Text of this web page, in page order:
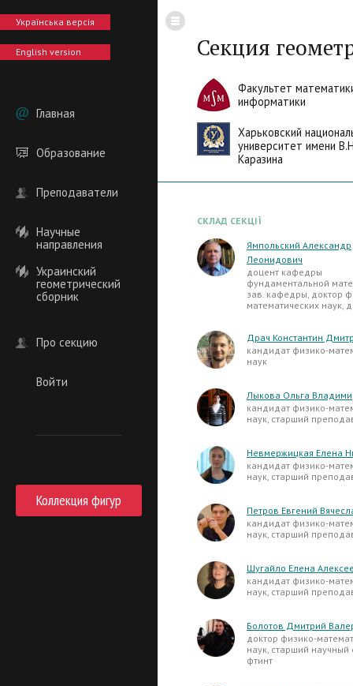
Українська версія
English version
Главная
Образование
Преподаватели
Научные
направления
Украинский
геометрический
сборник
Про секцию
Войти
Коллекция фигур
Секция
Факультет
информатики
Харьковский
университет имени
Каразина
СКЛАД СЕКЦІЇ
Ямпольский Александр
Леонидович
доцент кафедры
фундаментальной
зав. кафедры, доктор
математических наук,
Драч Константин
кандидат физико-
наук
Лыкова Ольга
кандидат физико-
наук, старший
Невмержицкая Елена
кандидат физико-
наук, старший
Петров Евгений
кандидат физико-
наук, старший
Шугайло Елена
кандидат физико-
наук, старший
Болотов Дмитрий
доктор физико-
наук, старший научный
фтинт